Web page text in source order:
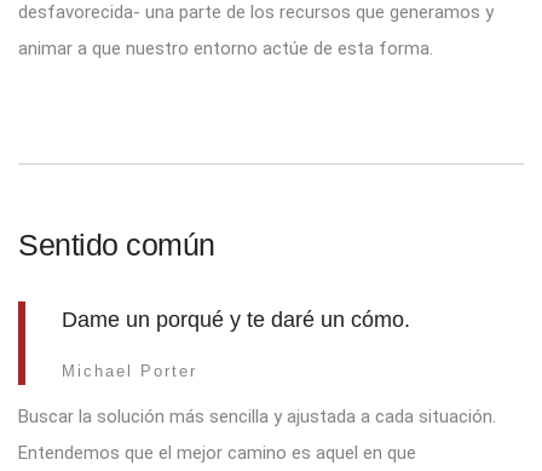
desfavorecida- una parte de los recursos que generamos y
animar a que nuestro entorno actúe de esta forma.
Sentido común
Dame un porqué y te daré un cómo.
Michael Porter
Buscar la solución más sencilla y ajustada a cada situación.
Entendemos que el mejor camino es aquel en que